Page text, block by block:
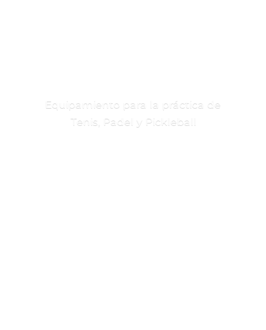
Equipamiento para la práctica de
Tenis, Padel
y Pickleball